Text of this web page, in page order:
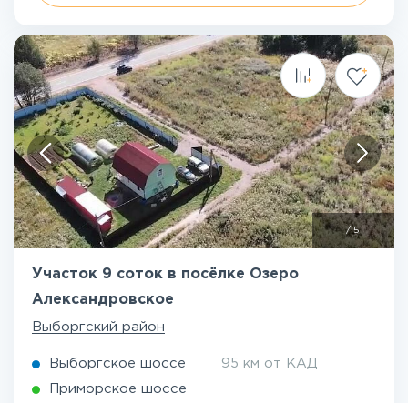
1 /5
Участок 9 соток в посёлке Озеро
Александровское
Выборгский район
Выборгское шоссе 95 км от КАД
Приморское шоссе